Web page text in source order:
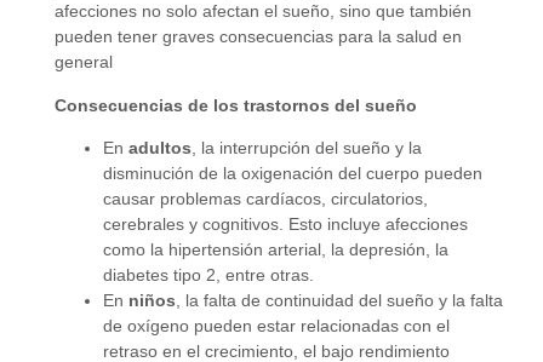
afecciones no solo afectan el sueño, sino que también
pueden tener graves consecuencias para la salud en
general
Consecuencias de los trastornos del sueño
En adultos , la interrupción del sueño y la
disminución de la oxigenación del cuerpo pueden
causar problemas cardíacos, circulatorios,
cerebrales y cognitivos. Esto incluye afecciones
como la hipertensión arterial, la depresión, la
diabetes tipo 2, entre otras.
En niños , la falta de continuidad del sueño y la falta
de oxígeno pueden estar relacionadas con el
retraso en el crecimiento, el bajo rendimiento